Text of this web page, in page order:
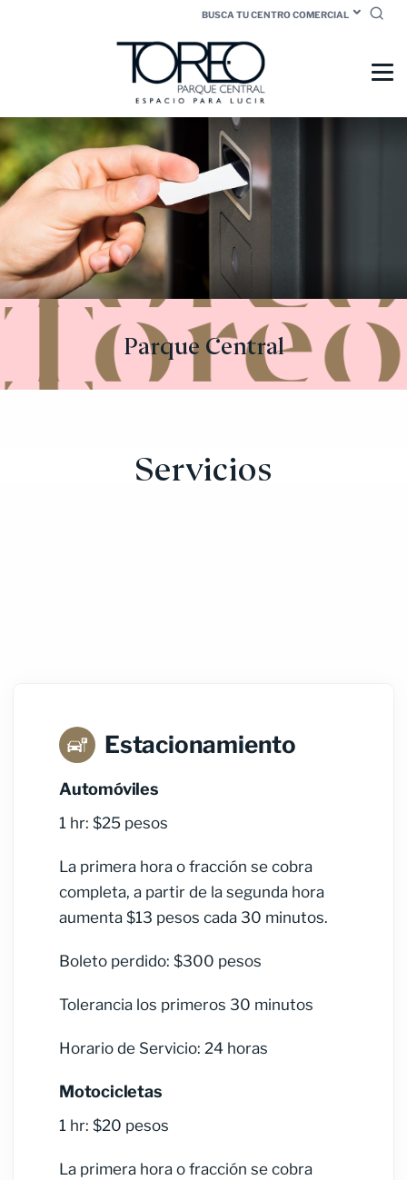
BUSCA TU CENTRO COMERCIAL
Parque Central
Servicios
Estacionamiento
Automóviles
1 hr: $25 pesos
La primera hora o fracción se cobra
completa, a partir de la segunda hora
aumenta $13 pesos cada 30 minutos.
Boleto perdido: $300 pesos
Tolerancia los primeros 30 minutos
Horario de Servicio: 24 horas
Motocicletas
1 hr: $20 pesos
La primera hora o fracción se cobra